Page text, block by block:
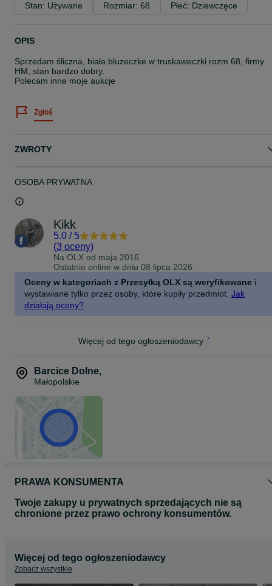
Stan: Używane Rozmiar: 68 Płeć: Dziewczęce
OPIS
Sprzedam śliczna, biała bluzeczke w truskaweczki rozm 68, firmy
HM, stan bardzo dobry.
Polecam inne moje aukcje
Zgłoś
ZWROTY
OSOBA PRYWATNA
Kikk
5.0 / 5
(3 oceny)
Na OLX od maja 2016
Ostatnio online w dniu 08 lipca 2026
Oceny w kategoriach z Przesyłką OLX są weryfikowane i
wystawiane tylko przez osoby, które kupiły przedmiot. Jak
działają oceny?
Więcej od tego ogłoszeniodawcy
Barcice Dolne,
Małopolskie
PRAWA KONSUMENTA
Twoje zakupy u prywatnych sprzedających nie są
chronione przez prawo ochrony konsumentów.
Więcej od tego ogłoszeniodawcy
Zobacz wszystkie